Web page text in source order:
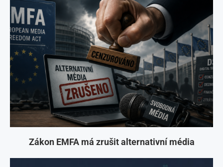
Zákon EMFA má zrušit alternativní média